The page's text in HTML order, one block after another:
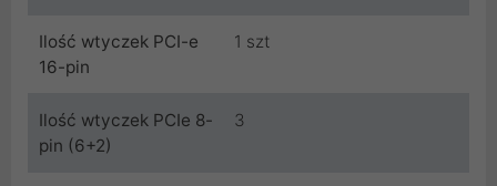
Ilość wtyczek PCI-e
16-pin
1 szt
Ilość wtyczek PCIe 8-
pin (6+2)
3